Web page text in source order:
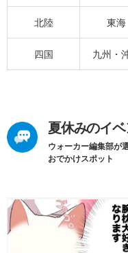
北陸 東海
四国 九州・
夏休みのイ
ウォーカー編集部が
おでかけスポット